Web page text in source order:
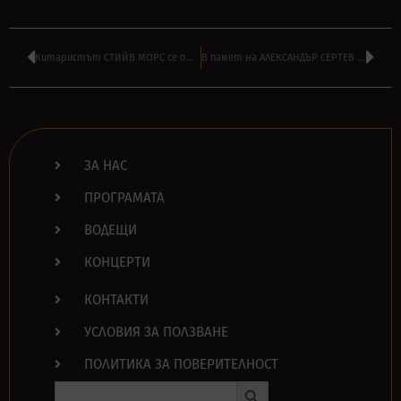
Китаристът СТИЙВ МОРС се оттегля временно от DEEP PURPLE – има заместник В памет на АЛЕКСАНДЪР СЕРТЕВ – последното му гостуване в радио ТАНГРА
ЗА НАС
ПРОГРАМАТА
ВОДЕЩИ
КОНЦЕРТИ
КОНТАКТИ
УСЛОВИЯ ЗА ПОЛЗВАНЕ
ПОЛИТИКА ЗА ПОВЕРИТЕЛНОСТ
Search Button